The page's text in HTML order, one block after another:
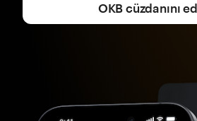
OKB cüzdanını